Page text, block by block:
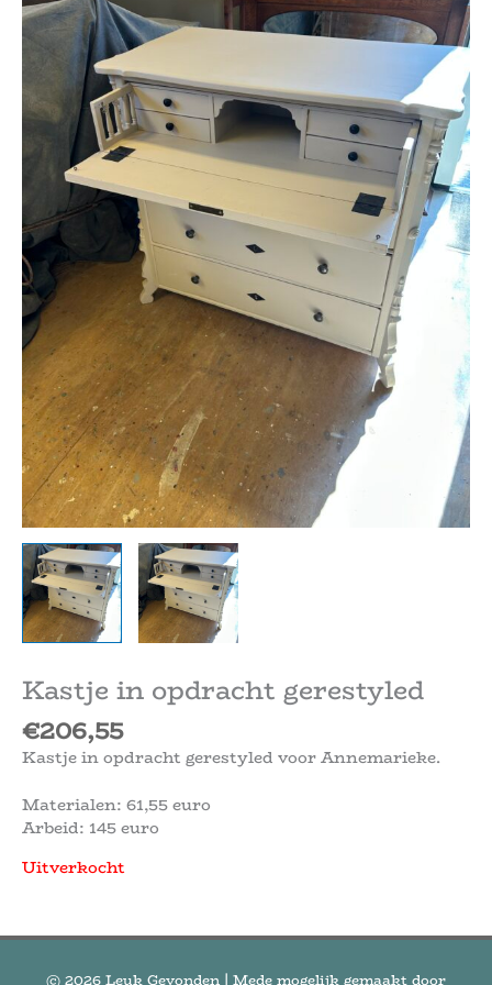
Kastje in opdracht gerestyled
€206,55
Kastje in opdracht gerestyled voor Annemarieke.
Materialen: 61,55 euro
Arbeid: 145 euro
Uitverkocht
© 2026 Leuk Gevonden | Mede mogelijk gemaakt door